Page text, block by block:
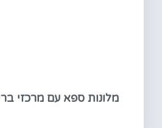
מלונות ספא עם מרכזי